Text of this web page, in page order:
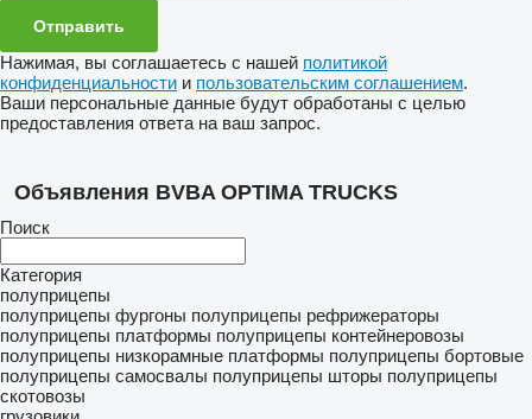
Нажимая, вы соглашаетесь с нашей политикой
конфиденциальности и пользовательским соглашением.
Ваши персональные данные будут обработаны с целью
предоставления ответа на ваш запрос.
Объявления BVBA OPTIMA TRUCKS
Поиск
Категория
полуприцепы
полуприцепы фургоны полуприцепы рефрижераторы
полуприцепы платформы полуприцепы контейнеровозы
полуприцепы низкорамные платформы полуприцепы бортовые
полуприцепы самосвалы полуприцепы шторы полуприцепы
скотовозы